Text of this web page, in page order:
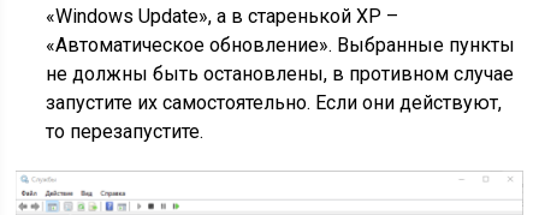
«Windows Update», а в старенькой XP –
«Автоматическое обновление». Выбранные пункты
не должны быть остановлены, в противном случае
запустите их самостоятельно. Если они действуют,
то перезапустите.